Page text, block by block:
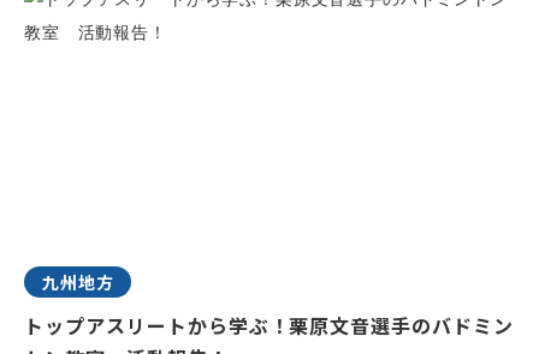
九州地方
トップアスリートから学ぶ！栗原文音選手のバドミン